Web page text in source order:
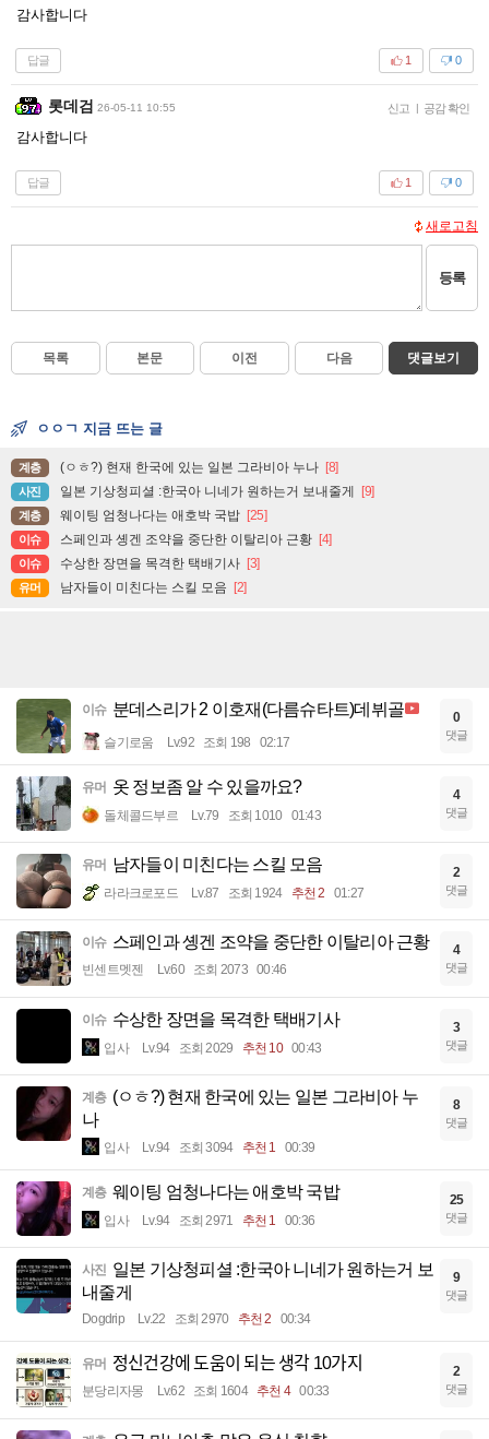
감사합니다
답글 0
1
롯데검 26-05-11 10:55 신고 | 공감 확인
감사합니다
답글 0
1
새로고침
등록
목록 본문 이전 다음 댓글보기
ㅇㅇㄱ 지금 뜨는 글
계층 (ㅇㅎ?) 현재 한국에 있는 일본 그라비아 누나 [8]
사진 일본 기상청피셜 :한국아 니네가 원하는거 보내줄게 [9]
계층 웨이팅 엄청나다는 애호박 국밥 [25]
이슈 스페인과 솅겐 조약을 중단한 이탈리아 근황 [4]
이슈 수상한 장면을 목격한 택배기사 [3]
유머 남자들이 미친다는 스킬 모음 [2]
이슈 분데스리가 2 이호재(다름슈타트)데뷔골
슬기로움 Lv.92 조회 198 02:17
0
댓글
유머 옷 정보좀 알 수 있을까요?
돌체콜드부르 Lv.79 조회 1010 01:43
4
댓글
유머 남자들이 미친다는 스킬 모음
라라크로포드 Lv.87 조회 1924 추천 2 01:27
2
댓글
이슈 스페인과 솅겐 조약을 중단한 이탈리아 근황
빈센트멧젠 Lv.60 조회 2073 00:46
4
댓글
이슈 수상한 장면을 목격한 택배기사
입사 Lv.94 조회 2029 추천 10 00:43
3
댓글
계층 (ㅇㅎ?) 현재 한국에 있는 일본 그라비아 누
나
입사 Lv.94 조회 3094 추천 1 00:39
8
댓글
계층 웨이팅 엄청나다는 애호박 국밥
입사 Lv.94 조회 2971 추천 1 00:36
25
댓글
사진 일본 기상청피셜 :한국아 니네가 원하는거 보
내줄게
Dogdrip Lv.22 조회 2970 추천 2 00:34
9
댓글
유머 정신건강에 도움이 되는 생각 10가지
분당리자몽 Lv.62 조회 1604 추천 4 00:33
2
댓글